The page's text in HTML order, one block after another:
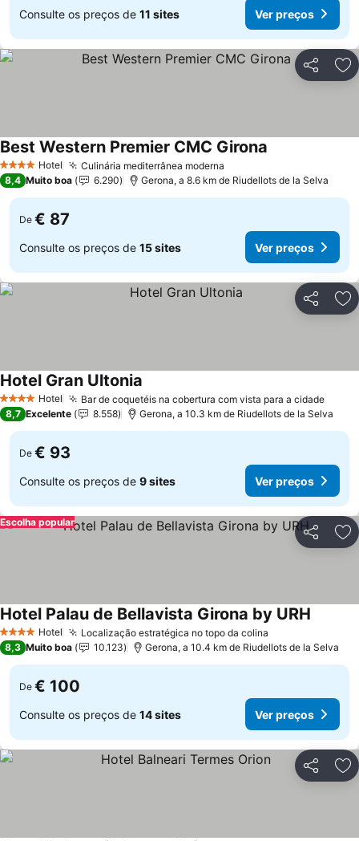
Consulte os preços de 11 sites Ver preços
Partilhar
4 EstrelasHotel Culinária mediterrânea moderna
Best Western Premier CMC Girona
8,4 Muito boa 6.290 Gerona, a 8.6 km de Riudellots de la Selva
De € 87
Consulte os preços de 15 sites Ver preços
Partilhar
4 EstrelasHotel Bar de coquetéis na cobertura com vista para a cidade
Hotel Gran Ultonia
8,7 Excelente 8.558 Gerona, a 10.3 km de Riudellots de la Selva
De € 93
Consulte os preços de 9 sites Ver preços
Partilhar
Escolha popular
4 EstrelasHotel Localização estratégica no topo da colina
Hotel Palau de Bellavista Girona by URH
8,3 Muito boa 10.123 Gerona, a 10.4 km de Riudellots de la Selva
De € 100
Consulte os preços de 14 sites Ver preços
Partilhar